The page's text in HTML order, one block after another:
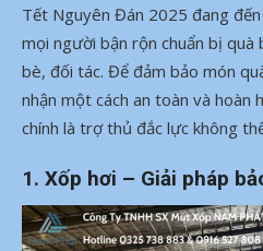
Tết Nguyên Đán 2025 đang
mọi người bận rộn chuẩn bị quà
bè, đối tác. Để đảm bảo món
nhận một cách an toàn và hoàn
chính là trợ thủ đắc lực không
1. Xốp hơi – Giải pháp